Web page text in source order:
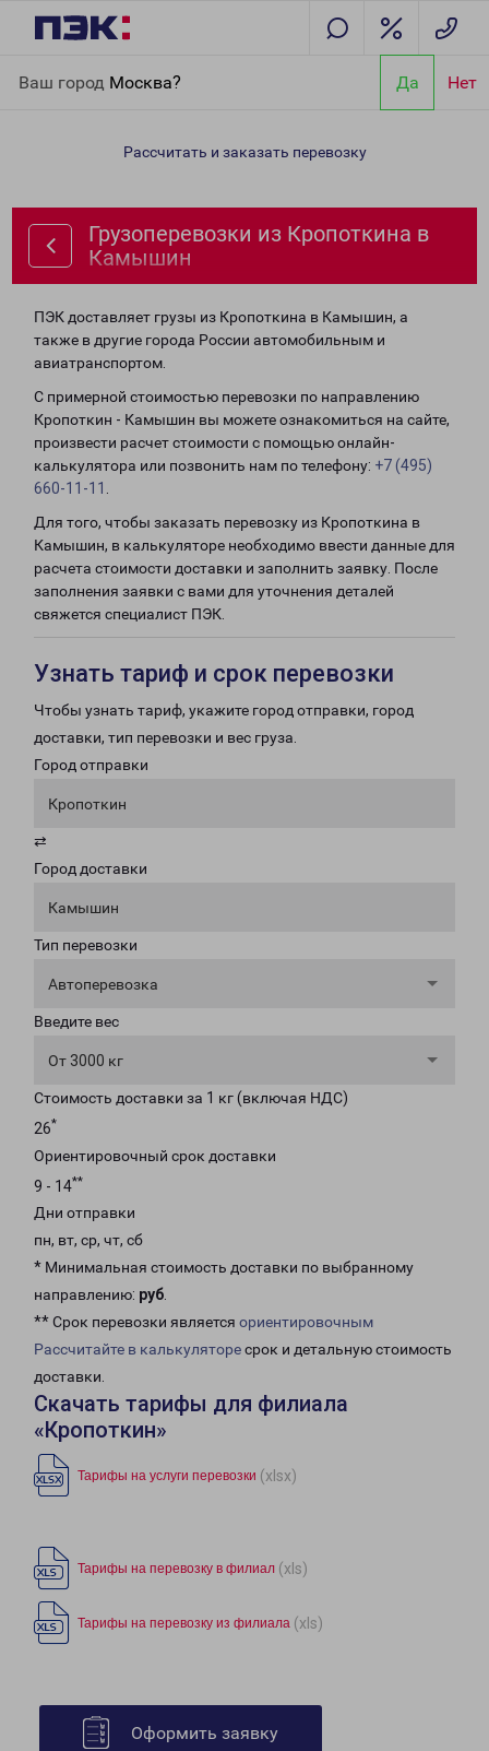
Ваш город Москва? Да Нет
Камышин
Рассчитать и заказать перевозку
Грузоперевозки из Кропоткина в
Камышин
ПЭК доставляет грузы из Кропоткина в Камышин, а
также в другие города России автомобильным и
авиатранспортом.
С примерной стоимостью перевозки по направлению
Кропоткин - Камышин вы можете ознакомиться на сайте,
произвести расчет стоимости с помощью онлайн-
калькулятора или позвонить нам по телефону: +7 (495)
660-11-11
Для того, чтобы заказать перевозку из Кропоткина в
Камышин, в калькуляторе необходимо ввести данные для
расчета стоимости доставки и заполнить заявку. После
заполнения заявки с вами для уточнения деталей
свяжется специалист ПЭК.
Узнать тариф и срок перевозки
Чтобы узнать тариф, укажите город отправки, город
доставки, тип перевозки и вес груза.
Город отправки
Кропоткин
⇄
Город доставки
Камышин
Тип перевозки
Автоперевозка
Введите вес
От 3000 кг
Стоимость доставки за 1 кг (включая НДС)
26*
Ориентировочный срок доставки
9 - 14**
Дни отправки
пн, вт, ср, чт, сб
* Минимальная стоимость доставки по выбранному
направлению: руб.
** Срок перевозки является ориентировочным
Рассчитайте в калькуляторесрок и детальную стоимость
доставки.
Скачать тарифы для филиала
«Кропоткин»
Тарифы на услуги перевозки (xlsx)
Тарифы на перевозку в филиал (xls)
Тарифы на перевозку из филиала (xls)
Оформить заявку